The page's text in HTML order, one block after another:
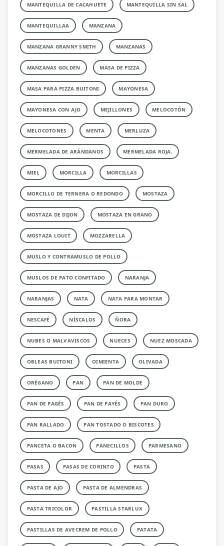
MANTEQUILLA DE CACAHUETE MANTEQUILLA SIN SAL
MANTEQUILLAA MANZANA
MANZANA GRANNY SMITH MANZANAS
MANZANAS GOLDEN MASA DE PIZZA
MASA PARA PIZZA BUITONI MAYONESA
MAYONESA CON AJO MEJILLONES MELOCOTÓN
MELOCOTONES MENTA MERLUZA
MERMELADA DE ARÁNDANOS MERMELADA ROJA.
MIEL MORCILLA MORCILLAS
MORCILLO DE TERNERA O REDONDO MOSTAZA
MOSTAZA DE DIJON MOSTAZA EN GRANO
MOSTAZA LOUIT MOZZARELLA
MUSLO Y CONTRAMUSLO DE POLLO
MUSLOS DE PATO CONFITADO NARANJA
NARANJAS NATA NATA PARA MONTAR
NESCAFÉ NÍSCALOS ÑORA
NUBES O MALVAVISCOS NUECES NUEZ MOSCADA
OBLEAS BUITONI OIMIENTA OLIVADA
ORÉGANO PAN PAN DE MOLDE
PAN DE PAGÉS PAN DE PAYÉS PAN DURO
PAN RALLADO PAN TOSTADO O BISCOTES
PANCETA O BACON PANECILLOS PARMESANO
PASAS PASAS DE CORINTO PASTA
PASTA DE AJO PASTA DE ALMENDRAS
PASTA TRICOLOR PASTILLA STARLUX
PASTILLAS DE AVECREM DE POLLO PATATA